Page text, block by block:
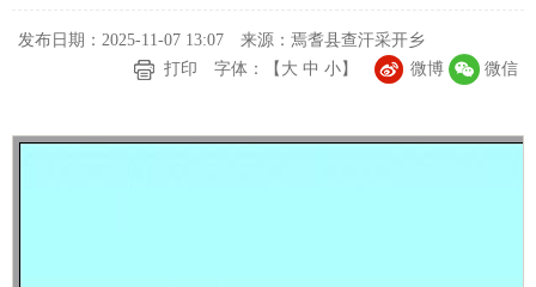
发布日期：2025-11-07 13:07
来源：焉耆县查汗采开乡
打印
字体：【 大 中 小】 微博 微信